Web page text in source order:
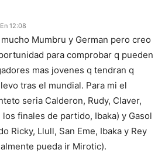
12:08
Mumbru y German pero creo
para comprobar q pueden
mas jovenes q tendran q
tras el mundial. Para mi el
seria Calderon, Rudy, Claver,
finales de partido, Ibaka) y Gasol
Ricky, Llull, San Eme, Ibaka y Rey
pueda ir Mirotic).